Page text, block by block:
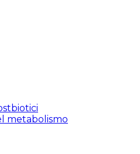
metabolismo